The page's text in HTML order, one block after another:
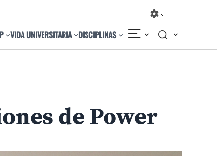
VIDA UNIVERSITARIA DISCIPLINAS
de Power